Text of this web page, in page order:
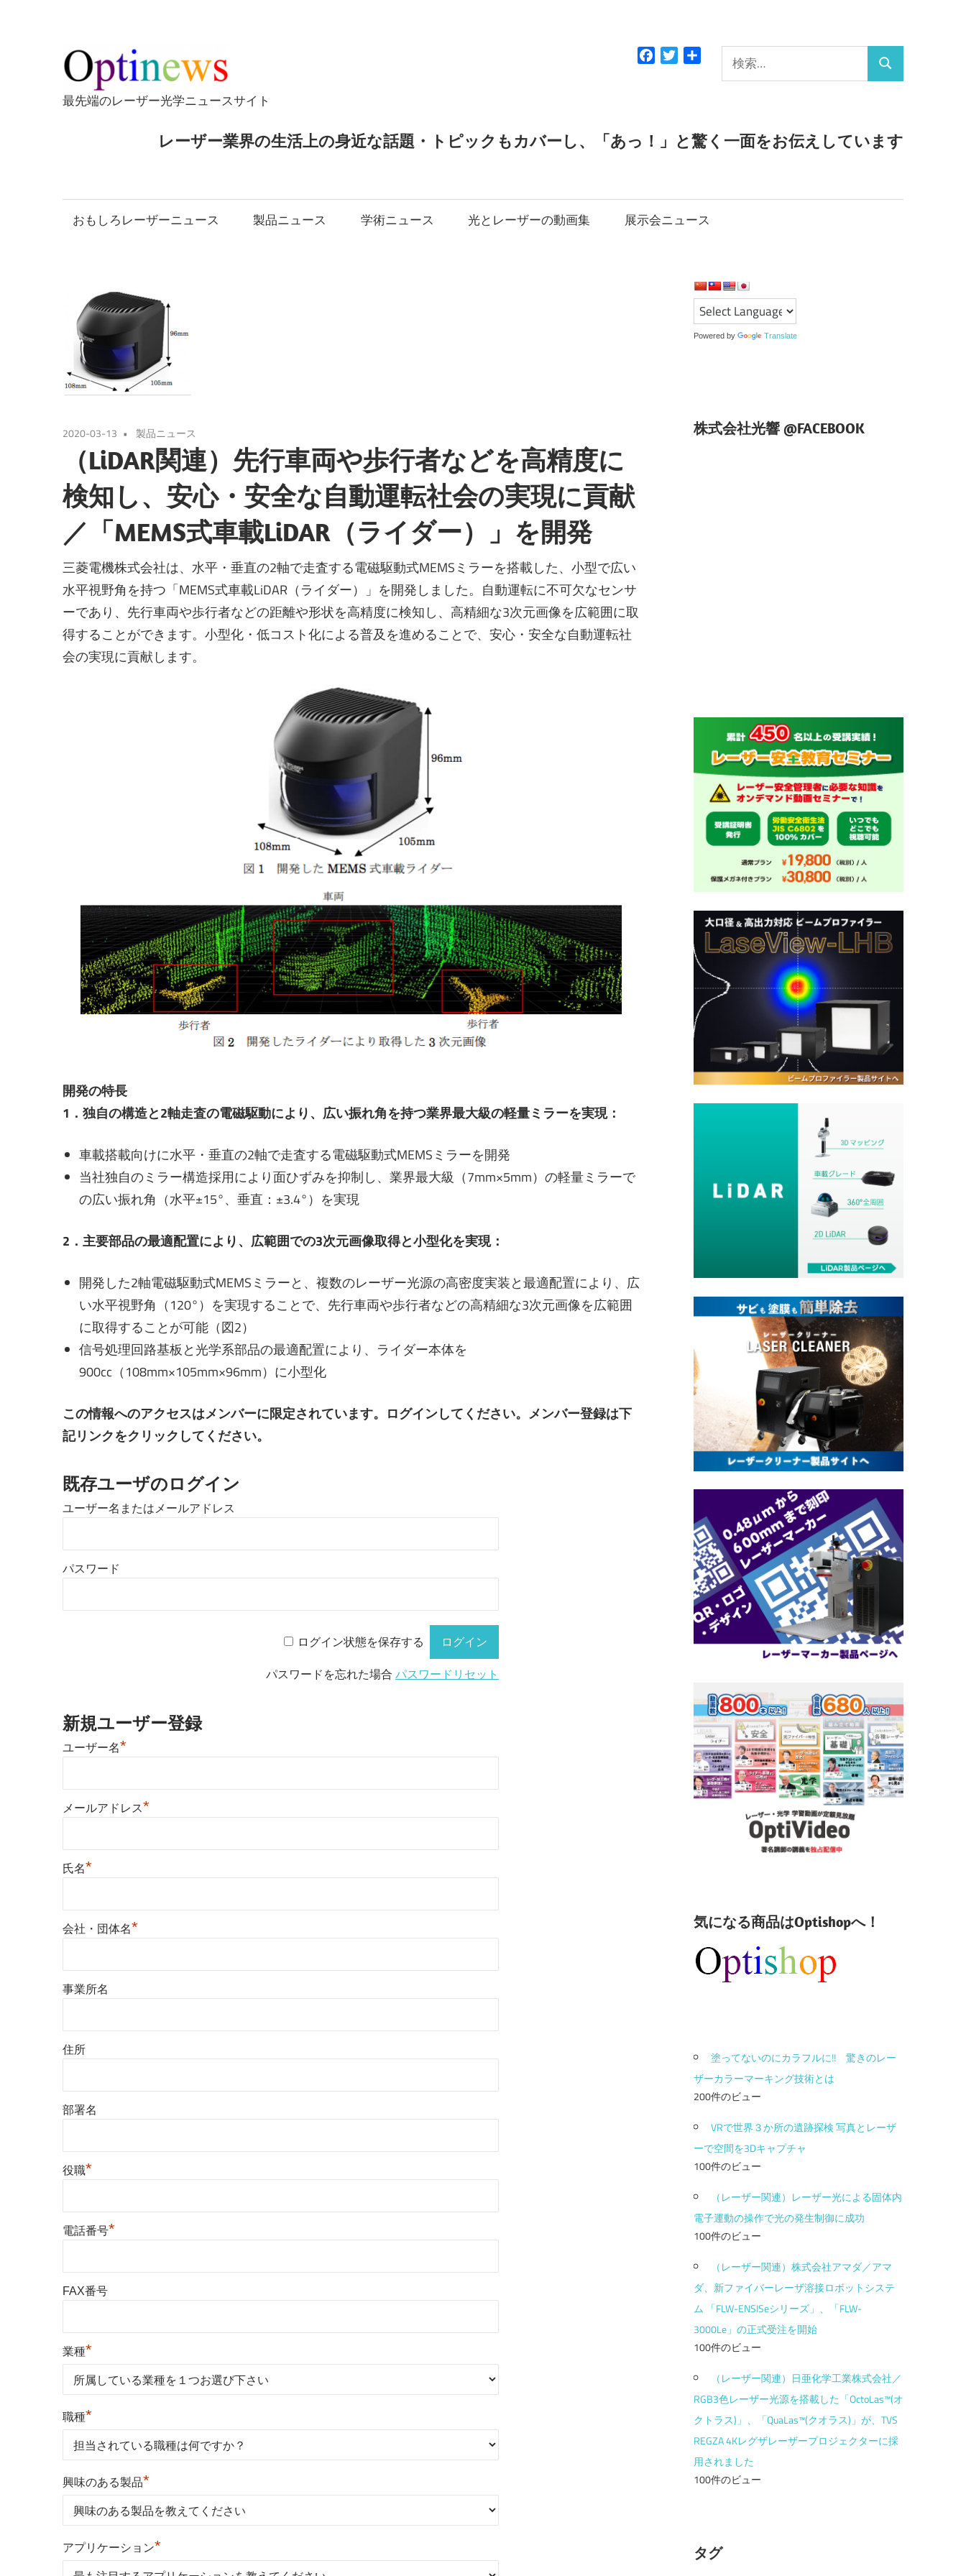
テ
ン
ツ
プ
最先端のレーザー光学ニュースサイト
索:
検
Facebook
Twitter
レーザー業界の生活上の身近な話題・トピックもカバーし、「あっ！」と驚く一面をお伝えしています
おもしろレーザーニュース 製品ニュース 学術ニュース 光とレーザーの動画集 展示会ニュース
2020-03-13 製品ニュース
（LiDAR関連）先行車両や歩行者などを高精度に
検知し、安心・安全な自動運転社会の実現に貢献
／「MEMS式車載LiDAR（ライダー）」を開発
三菱電機株式会社は、水平・垂直の2軸で走査する電磁駆動式MEMSミラーを搭載した、小型で広い
水平視野角を持つ「MEMS式車載LiDAR（ライダー）」を開発しました。自動運転に不可欠なセンサ
ーであり、先行車両や歩行者などの距離や形状を高精度に検知し、高精細な3次元画像を広範囲に取
得することができます。小型化・低コスト化による普及を進めることで、安心・安全な自動運転社
会の実現に貢献します。
開発の特長
1．独自の構造と2軸走査の電磁駆動により、広い振れ角を持つ業界最大級の軽量ミラーを実現：
車載搭載向けに水平・垂直の2軸で走査する電磁駆動式MEMSミラーを開発
当社独自のミラー構造採用により面ひずみを抑制し、業界最大級（7mm×5mm）の軽量ミラーで
の広い振れ角（水平±15°、垂直：±3.4°）を実現
2．主要部品の最適配置により、広範囲での3次元画像取得と小型化を実現：
開発した2軸電磁駆動式MEMSミラーと、複数のレーザー光源の高密度実装と最適配置により、広
い水平視野角（120°）を実現することで、先行車両や歩行者などの高精細な3次元画像を広範囲
に取得することが可能（図2）
信号処理回路基板と光学系部品の最適配置により、ライダー本体を
900cc（108mm×105mm×96mm）に小型化
この情報へのアクセスはメンバーに限定されています。ログインしてください。メンバー登録は下
記リンクをクリックしてください。
既存ユーザのログイン
ユーザー名またはメールアドレス
パスワード
ログイン状態を保存する
パスワードを忘れた場合パスワードリセット
新規ユーザー登録
ユーザー名*
メールアドレス*
氏名*
会社・団体名*
事業所名
住所
部署名
役職*
電話番号*
FAX番号
業種*
職種*
興味のある製品*
アプリケーション*
Powered by Translate
株式会社光響 @FACEBOOK
気になる商品はOptishopへ！
塗ってないのにカラフルに!! 驚きのレー
ザーカラーマーキング技術とは
200件のビュー
VRで世界３か所の遺跡探検 写真とレーザ
ーで空間を3Dキャプチャ
100件のビュー
（レーザー関連）レーザー光による固体内
電子運動の操作で光の発生制御に成功
100件のビュー
（レーザー関連）株式会社アマダ／アマ
ダ、新ファイバーレーザ溶接ロボットシステ
ム 「FLW-ENSISeシリーズ」、「FLW-
3000Le」の正式受注を開始
100件のビュー
（レーザー関連）日亜化学工業株式会社／
RGB3色レーザー光源を搭載した「OctoLas™(オ
クトラス)」、「QuaLas™(クオラス)」が、TVS
REGZA 4Kレグザレーザープロジェクターに採
用されました
100件のビュー
タグ